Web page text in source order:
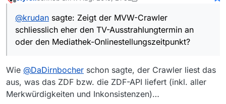
auch als erste Onlinestellung entsprechend der
Erstausstrahlung am 30.07.2019 zu erkennen ist.
Bezieht der MVW-Crawler nun die Angaben zu Datum
und Zeit aus dem Video-Link oder wo greift er diese
ab? Wenn er sie aus dem Video-Link beziehen würde,
müsste er ja zumindest das Datum der Ausstrahlungen
anzeigen können.
Zeigt der MVW-Crawler schliesslich eher den TV-
Ausstrahlungtermin an oder den Mediathek-
wurde ja schon mehrmals erwähnt. Gibt es dafür schon
eine Deadline oder ist das Ende weiterhin offen?
zuletzt editiert von styroll8. Aug. 2019, 00:14
@krudan sagte: Zeigt der MVW-Crawler
schliesslich eher den TV-Ausstrahlungtermin an
oder den Mediathek-Onlinestellungszeitpunkt?
Wie @DaDirnbocher schon sagte, der Crawler liest das
aus, was das ZDF bzw. die ZDF-API liefert (inkl. aller
Merkwürdigkeiten und Inkonsistenzen)…